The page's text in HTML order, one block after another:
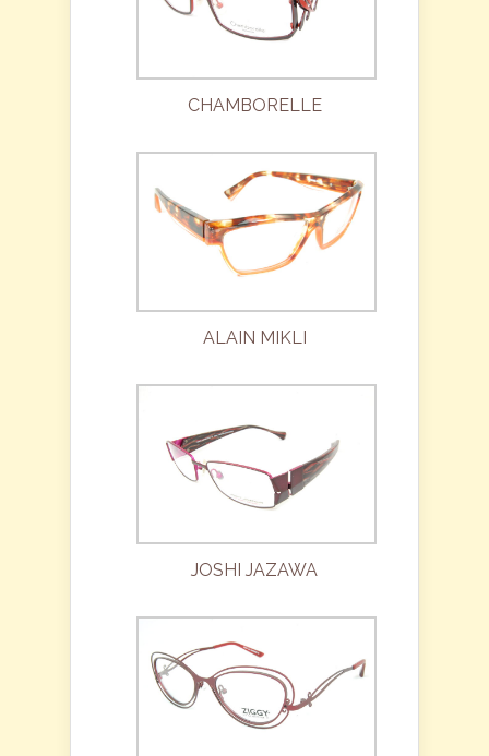
CHAMBORELLE
ALAIN MIKLI
JOSHI JAZAWA